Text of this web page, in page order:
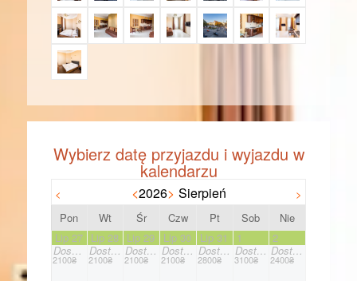
< <2026> Sierpień
>
Pon
Wt Śr Czw Pt Sob
Nie
Lip 27
Dostępne
2100₴
Lip 28
Dostępne
2100₴
Lip 29
Dostępne
2100₴
Lip 30
Dostępne
2100₴
Lip 31
Dostępne
2800₴
1
Dostępne
3100₴
2
Dostępne
2400₴